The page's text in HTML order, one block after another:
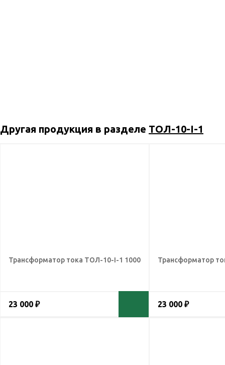
Другая продукция в разделе ТОЛ-10-I-1
Трансформатор тока ТОЛ-10-I-1 1000
23 000 ₽
Трансформатор
23 000 ₽